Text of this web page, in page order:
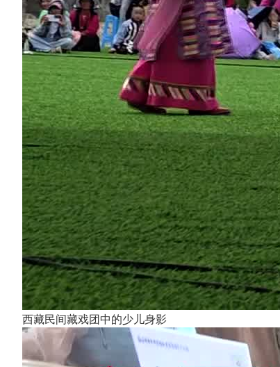
西藏民间藏戏团中的少儿身影